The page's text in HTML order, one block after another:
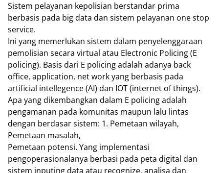
Sistem pelayanan kepolisian berstandar prima
berbasis pada big data dan sistem pelayanan one stop
service.
Ini yang memerlukan sistem dalam penyelenggaraan
pemolisian secara virtual atau Electronic Policing (E
policing). Basis dari E policing adalah adanya back
office, application, net work yang berbasis pada
artificial intellegence (AI) dan IOT (internet of things).
Apa yang dikembangkan dalam E policing adalah
pengamanan pada komunitas maupun lalu lintas
dengan berdasar sistem: 1. Pemetaan wilayah,
Pemetaan masalah,
Pemetaan potensi. Yang implementasi
pengoperasionalanya berbasi pada peta digital dan
sistem inputing data atau recognize, analisa dan